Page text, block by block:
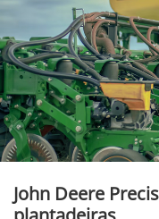
John Deere